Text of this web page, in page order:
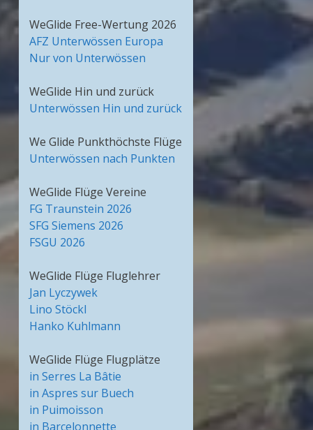
WeGlide Free-Wertung 2026
AFZ Unterwössen Europa
Nur von Unterwössen
WeGlide Hin und zurück
Unterwössen Hin und zurück
We Glide Punkthöchste Flüge
Unterwössen nach Punkten
WeGlide Flüge Vereine
FG Traunstein 2026
SFG Siemens 2026
FSGU 2026
WeGlide Flüge Fluglehrer
Jan Lyczywek
Lino Stöckl
Hanko Kuhlmann
WeGlide Flüge Flugplätze
in Serres La Bâtie
in Aspres sur Buech
in Puimoisson
in Barcelonnette